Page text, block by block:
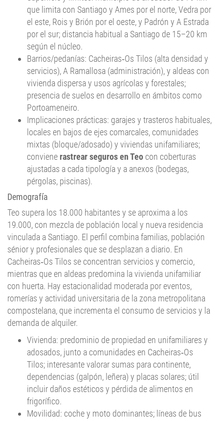
el este, Rois y Brión por el oeste, y Padrón y A Estrada
por el sur; distancia habitual a Santiago de 15–20 km
según el núcleo.
Barrios/pedanías: Cacheiras‑Os Tilos (alta densidad y
servicios), A Ramallosa (administración), y aldeas con
vivienda dispersa y usos agrícolas y forestales;
presencia de suelos en desarrollo en ámbitos como
Portoameneiro.
Implicaciones prácticas: garajes y trasteros habituales,
locales en bajos de ejes comarcales, comunidades
mixtas (bloque/adosado) y viviendas unifamiliares;
convienerastrear seguros en Teocon coberturas
ajustadas a cada tipología y a anexos (bodegas,
pérgolas, piscinas).
Demografía
Teo supera los 18.000 habitantes y se aproxima a los
19.000, con mezcla de población local y nueva residencia
vinculada a Santiago. El perfil combina familias, población
sénior y profesionales que se desplazan a diario. En
Cacheiras‑Os Tilos se concentran servicios y comercio,
mientras que en aldeas predomina la vivienda unifamiliar
con huerta. Hay estacionalidad moderada por eventos,
romerías y actividad universitaria de la zona metropolitana
compostelana, que incrementa el consumo de servicios y la
demanda de alquiler.
Vivienda: predominio de propiedad en unifamiliares y
adosados, junto a comunidades en Cacheiras‑Os
Tilos; interesante valorar sumas para continente,
dependencias (galpón, leñera) y placas solares; útil
incluir daños estéticos y pérdida de alimentos en
frigorífico.
Movilidad: coche y moto dominantes; líneas de bus
comarcal con tiempos de 25–35 minutos a Santiago;